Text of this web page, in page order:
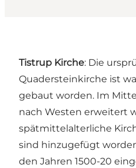
Tistrup Kirche: Die
Quadersteinkirche ist
gebaut worden. Im
nach Westen erweitert
spätmittelalterliche
sind hinzugefügt
den Jahren 1500-20